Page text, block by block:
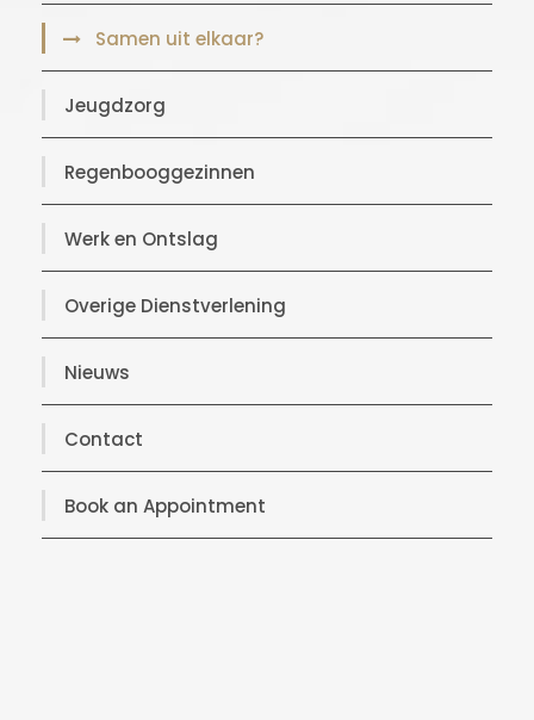
Samen uit elkaar?
Jeugdzorg
Regenbooggezinnen
Werk en Ontslag
Overige Dienstverlening
Nieuws
Contact
Book an Appointment